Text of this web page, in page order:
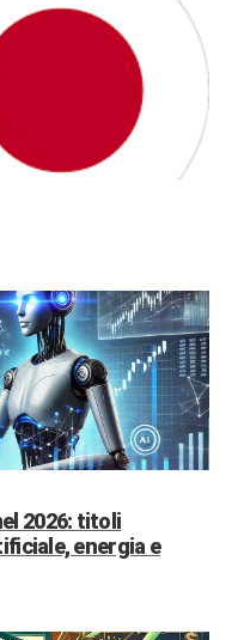
2026: titoli
energia e